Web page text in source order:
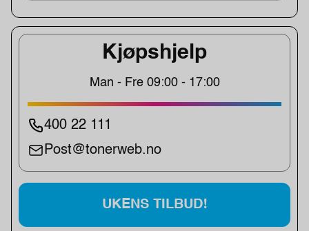
Kjøpshjelp
Man - Fre 09:00 - 17:00
400 22 111
Post@tonerweb.no
UKENS TILBUD!